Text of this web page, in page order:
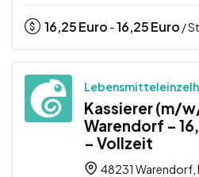
16,25Euro -16,25Euro /
Kassierer (m/
Warendorf –
– Vollzeit
48231 Warendorf,